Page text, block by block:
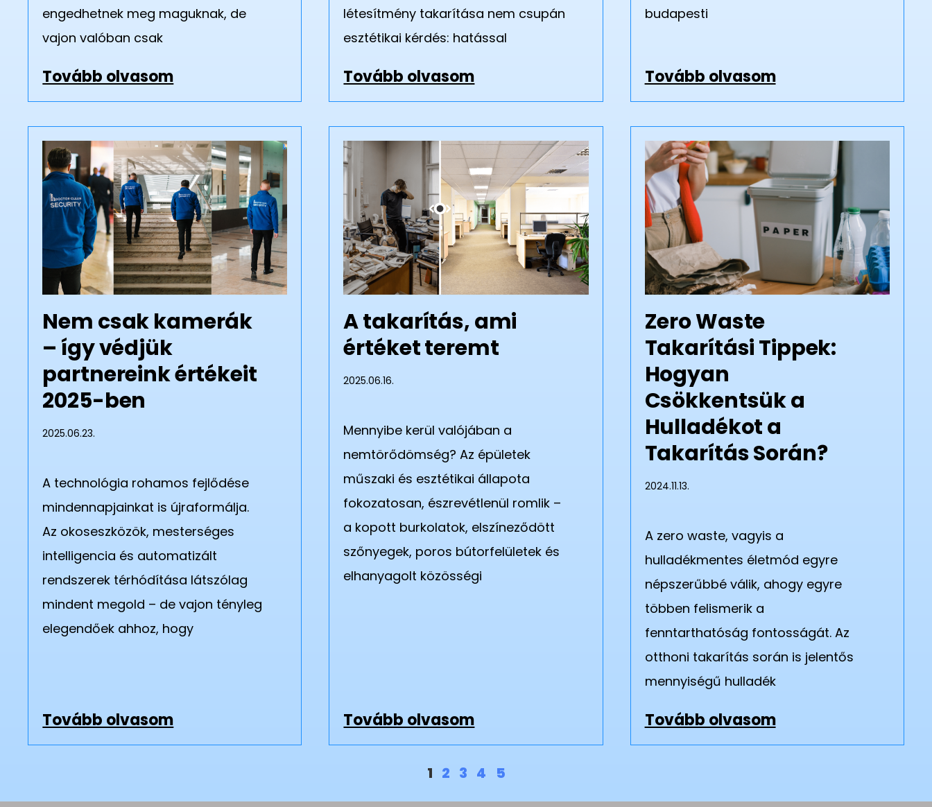
engedhetnek meg maguknak, de
vajon valóban csak
Tovább olvasom
létesítmény takarítása nem csupán
esztétikai kérdés: hatással
Tovább olvasom
budapesti
Tovább olvasom
Nem csak kamerák
– így védjük
partnereink értékeit
2025-ben
2025.06.23.
A technológia rohamos fejlődése
mindennapjainkat is újraformálja.
Az okoseszközök, mesterséges
intelligencia és automatizált
rendszerek térhódítása látszólag
mindent megold – de vajon tényleg
elegendőek ahhoz, hogy
Tovább olvasom
A takarítás, ami
értéket teremt
2025.06.16.
Mennyibe kerül valójában a
nemtörődömség? Az épületek
műszaki és esztétikai állapota
fokozatosan, észrevétlenül romlik –
a kopott burkolatok, elszíneződött
szőnyegek, poros bútorfelületek és
elhanyagolt közösségi
Tovább olvasom
Zero Waste
Takarítási Tippek:
Hogyan
Csökkentsük a
Hulladékot a
Takarítás Során?
2024.11.13.
A zero waste, vagyis a
hulladékmentes életmód egyre
népszerűbbé válik, ahogy egyre
többen felismerik a
fenntarthatóság fontosságát. Az
otthoni takarítás során is jelentős
mennyiségű hulladék
Tovább olvasom
1 2 3 4 5